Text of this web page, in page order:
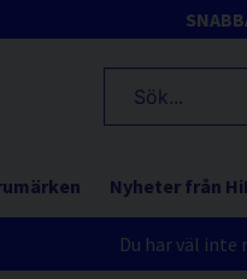
Nyheter från
Du har väl inte